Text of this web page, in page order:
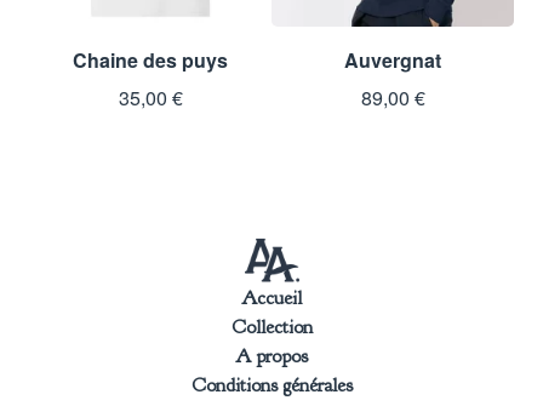
Chaine des puys
35,00 €
Auvergnat
89,00 €
Accueil
Collection
A propos
Conditions générales